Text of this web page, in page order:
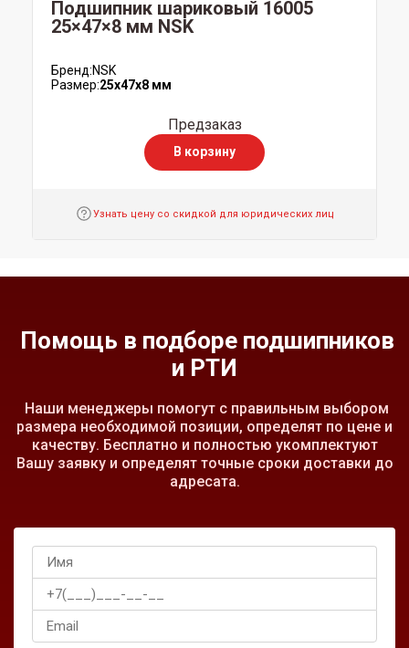
Подшипник шариковый 16005
25×47×8 мм NSK
Бренд:NSK
Размер:25x47x8 мм
Предзаказ
В корзину
Узнать цену со скидкой для юридических лиц
Помощь в подборе подшипников
и РТИ
Наши менеджеры помогут с правильным выбором
размера необходимой позиции, определят по цене и
качеству. Бесплатно и полностью укомплектуют
Вашу заявку и определят точные сроки доставки до
адресата.